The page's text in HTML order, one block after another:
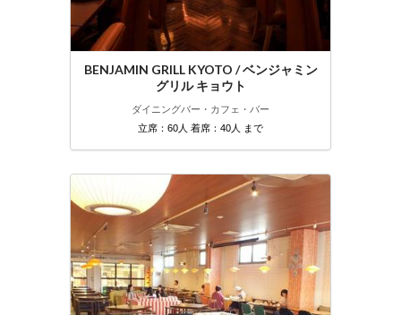
BENJAMIN GRILL KYOTO / ベンジャミン
グリル キョウト
ダイニングバー・カフェ・バー
立席：60人 着席：40人 まで